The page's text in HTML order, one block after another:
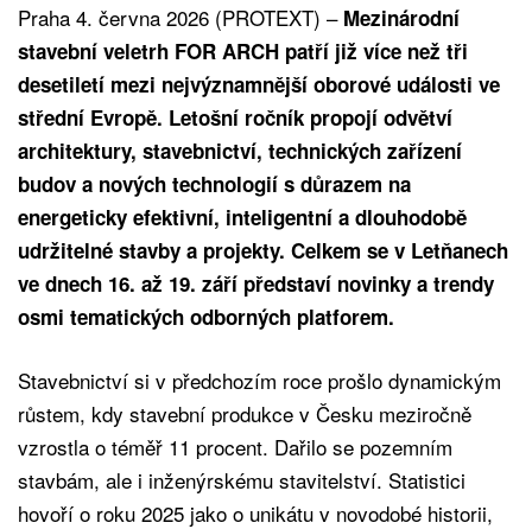
Praha 4. června 2026 (PROTEXT) – Mezinárodní
stavební veletrh FOR ARCH patří již více než tři
desetiletí mezi nejvýznamnější oborové události ve
střední Evropě. Letošní ročník propojí odvětví
architektury, stavebnictví, technických zařízení
budov a nových technologií s důrazem na
energeticky efektivní, inteligentní a dlouhodobě
udržitelné stavby a projekty. Celkem se v Letňanech
ve dnech 16. až 19. září představí novinky a trendy
osmi tematických odborných platforem.
Stavebnictví si v předchozím roce prošlo dynamickým
růstem, kdy stavební produkce v Česku meziročně
vzrostla o téměř 11 procent. Dařilo se pozemním
stavbám, ale i inženýrskému stavitelství. Statistici
hovoří o roku 2025 jako o unikátu v novodobé historii,